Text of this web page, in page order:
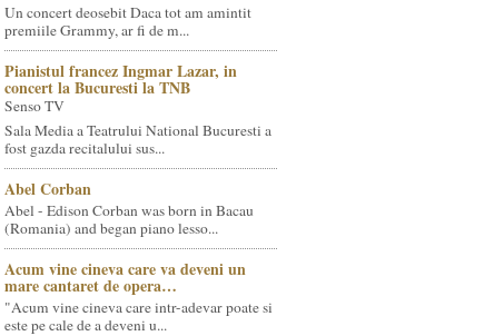
Un concert deosebit Daca tot am amintit
premiile Grammy, ar fi de m...
Pianistul francez Ingmar Lazar, in
concert la Bucuresti la TNB
Senso TV
Sala Media a Teatrului National Bucuresti a
fost gazda recitalului sus...
Abel Corban
Abel - Edison Corban was born in Bacau
(Romania) and began piano lesso...
Acum vine cineva care va deveni un
mare cantaret de opera…
"Acum vine cineva care intr-adevar poate si
este pe cale de a deveni u...